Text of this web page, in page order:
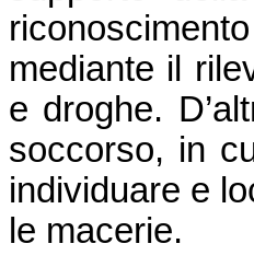
mediante il
e droghe.
soccorso, in
individuare e
le macerie.